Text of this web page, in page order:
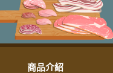
商品介紹